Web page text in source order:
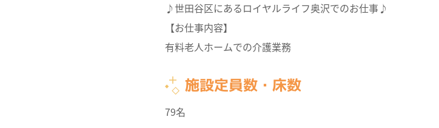
♪世田谷区にあるロイヤルライフ奥沢でのお仕事♪
【お仕事内容】
有料老人ホームでの介護業務
施設定員数・床数
79名